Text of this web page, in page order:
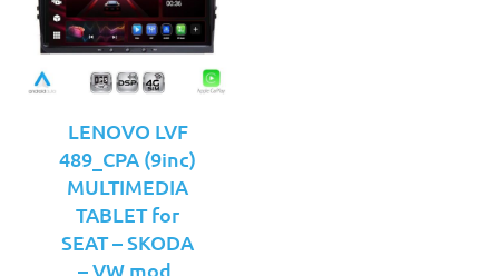
LENOVO LVF
489_CPA (9inc)
MULTIMEDIA
TABLET for
SEAT – SKODA
– VW mod.